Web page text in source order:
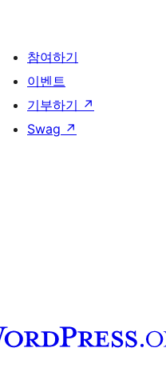
참여하기
이벤트
기부하기 ↗
Swag ↗